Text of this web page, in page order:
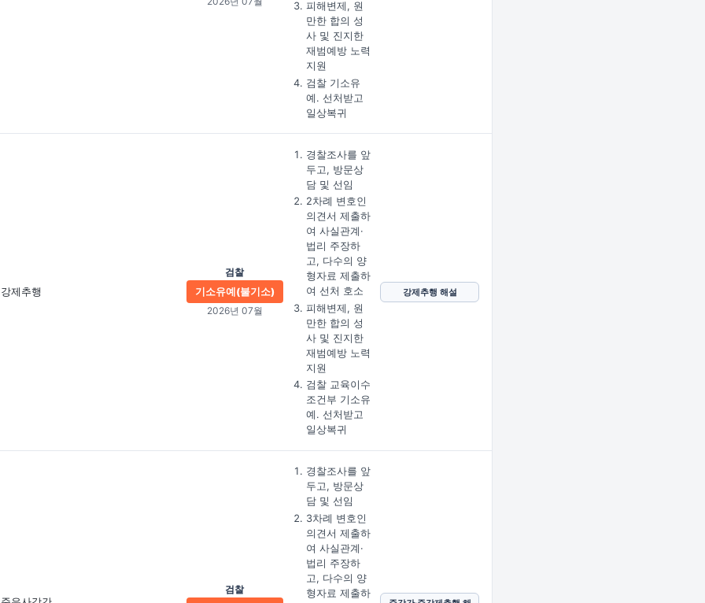
피해변제, 원
만한 합의 성
사 및 진지한
재범예방 노력
지원
검찰 기소유
예. 선처받고
일상복귀
강제추행
검찰
기소유예(불기소)
2026년 07월
경찰조사를 앞
두고, 방문상
담 및 선임
2차례 변호인
의견서 제출하
여 사실관계·
법리 주장하
고, 다수의 양
형자료 제출하
여 선처 호소
피해변제, 원
만한 합의 성
사 및 진지한
재범예방 노력
지원
검찰 교육이수
조건부 기소유
예. 선처받고
일상복귀
강제추행 해설
검찰
경찰조사를 앞
두고, 방문상
담 및 선임
3차례 변호인
의견서 제출하
여 사실관계·
법리 주장하
고, 다수의 양
형자료 제출하